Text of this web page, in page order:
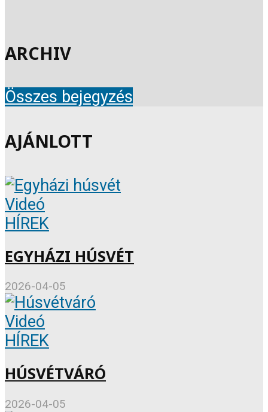
ARCHIV
Összes bejegyzés
AJÁNLOTT
Videó
HÍREK
EGYHÁZI HÚSVÉT
2026-04-05
Videó
HÍREK
HÚSVÉTVÁRÓ
2026-04-05